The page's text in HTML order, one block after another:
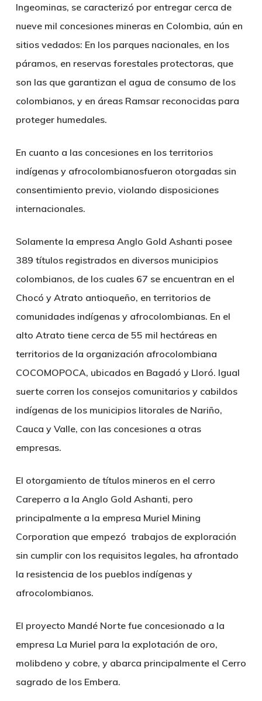
Ingeominas, se caracterizó por entregar cerca de
nueve mil concesiones mineras en Colombia, aún en
sitios vedados: En los parques nacionales, en los
páramos, en reservas forestales protectoras, que
son las que garantizan el agua de consumo de los
colombianos, y en áreas Ramsar reconocidas para
proteger humedales.
En cuanto a las concesiones en los territorios
indígenas y afrocolombianosfueron otorgadas sin
consentimiento previo, violando disposiciones
internacionales.
Solamente la empresa Anglo Gold Ashanti posee
389 títulos registrados en diversos municipios
colombianos, de los cuales 67 se encuentran en el
Chocó y Atrato antioqueño, en territorios de
comunidades indígenas y afrocolombianas. En el
alto Atrato tiene cerca de 55 mil hectáreas en
territorios de la organización afrocolombiana
COCOMOPOCA, ubicados en Bagadó y Lloró. Igual
suerte corren los consejos comunitarios y cabildos
indígenas de los municipios litorales de Nariño,
Cauca y Valle, con las concesiones a otras
empresas.
El otorgamiento de títulos mineros en el cerro
Careperro a la Anglo Gold Ashanti, pero
principalmente a la empresa Muriel Mining
Corporation que empezó trabajos de exploración
sin cumplir con los requisitos legales, ha afrontado
la resistencia de los pueblos indígenas y
afrocolombianos.
El proyecto Mandé Norte fue concesionado a la
empresa La Muriel para la explotación de oro,
molibdeno y cobre, y abarca principalmente el Cerro
sagrado de los Embera.